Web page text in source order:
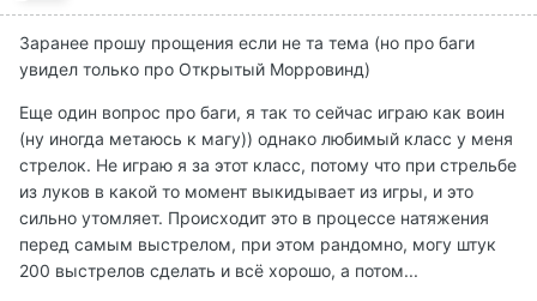
Заранее прошу прощения если не та тема (но про баги
увидел только про Открытый Морровинд)
Еще один вопрос про баги, я так то сейчас играю как воин
(ну иногда метаюсь к магу)) однако любимый класс у меня
стрелок. Не играю я за этот класс, потому что при стрельбе
из луков в какой то момент выкидывает из игры, и это
сильно утомляет. Происходит это в процессе натяжения
перед самым выстрелом, при этом рандомно, могу штук
200 выстрелов сделать и всё хорошо, а потом...